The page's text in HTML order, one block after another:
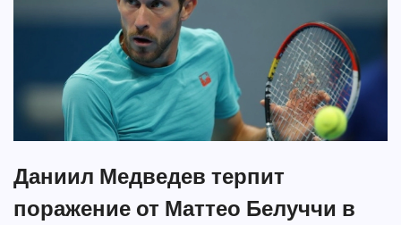
Даниил Медведев терпит
поражение от Маттео Белуччи в